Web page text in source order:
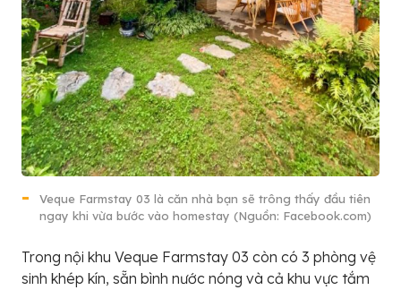
Veque Farmstay 03 là căn nhà bạn sẽ trông thấy đầu tiên
ngay khi vừa bước vào homestay (Nguồn: Facebook.com)
Trong nội khu Veque Farmstay 03 còn có 3 phòng vệ
sinh khép kín, sẵn bình nước nóng và cả khu vực tắm